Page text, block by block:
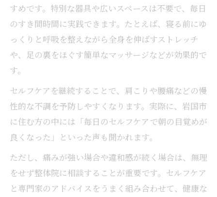
すめです。特別な器具や広いスペースは不要で、毎日
のすき間時間に実践できます。たとえば、寝る前にゆ
っくりと呼吸を整えながら全身を伸ばすストレッチ
や、足の裏をほぐす簡単なマッサージなどが効果的で
す。
セルフケアを継続することで、肩こりや腰痛などの慢
性的な不調を予防しやすくなります。実際に、岩国市
に住む方の中には「毎日のセルフケアで朝の目覚めが
良くなった」といった声も聞かれます。
ただし、痛みが強い場合や違和感が続く場合は、無理
をせず整体院に相談することが重要です。セルフケア
と専門家のアドバイスをうまく組み合わせて、健康な